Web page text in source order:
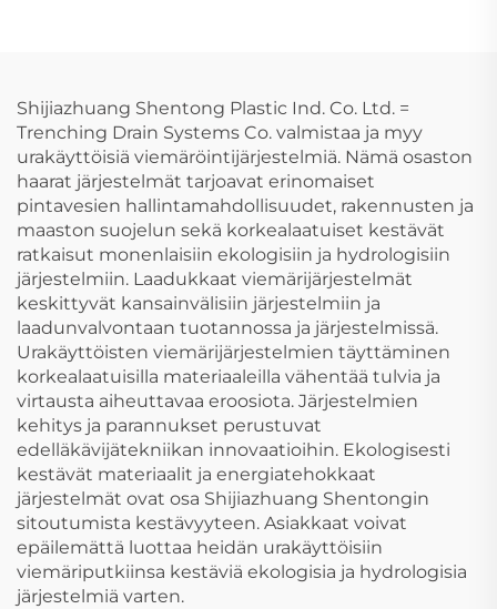
Shijiazhuang Shentong Plastic Ind. Co. Ltd. =
Trenching Drain Systems Co. valmistaa ja myy
urakäyttöisiä viemäröintijärjestelmiä. Nämä osaston
haarat järjestelmät tarjoavat erinomaiset
pintavesien hallintamahdollisuudet, rakennusten ja
maaston suojelun sekä korkealaatuiset kestävät
ratkaisut monenlaisiin ekologisiin ja hydrologisiin
järjestelmiin. Laadukkaat viemärijärjestelmät
keskittyvät kansainvälisiin järjestelmiin ja
laadunvalvontaan tuotannossa ja järjestelmissä.
Urakäyttöisten viemärijärjestelmien täyttäminen
korkealaatuisilla materiaaleilla vähentää tulvia ja
virtausta aiheuttavaa eroosiota. Järjestelmien
kehitys ja parannukset perustuvat
edelläkävijätekniikan innovaatioihin. Ekologisesti
kestävät materiaalit ja energiatehokkaat
järjestelmät ovat osa Shijiazhuang Shentongin
sitoutumista kestävyyteen. Asiakkaat voivat
epäilemättä luottaa heidän urakäyttöisiin
viemäriputkiinsa kestäviä ekologisia ja hydrologisia
järjestelmiä varten.